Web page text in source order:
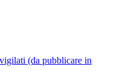
(da pubblicare in